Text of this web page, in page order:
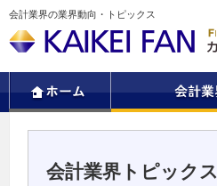
会計業界の業界動向・トピックス
会計業界トピックス